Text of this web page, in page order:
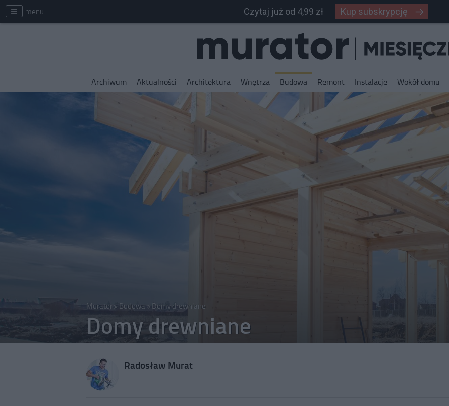
menu Czytaj już od 4,99 zł Kup subskrypcję
Archiwum Aktualności Architektura Wnętrza Budowa Remont Instalacje Wokół domu
Murator Budowa Domy drewniane
Domy drewniane
Radosław Murat